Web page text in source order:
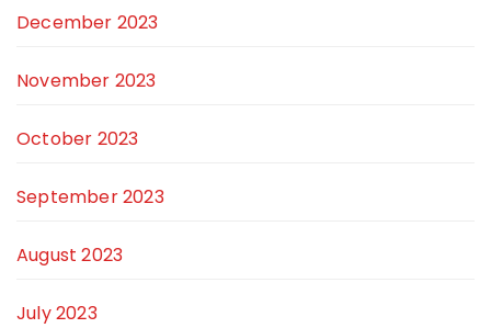
December 2023
November 2023
October 2023
September 2023
August 2023
July 2023